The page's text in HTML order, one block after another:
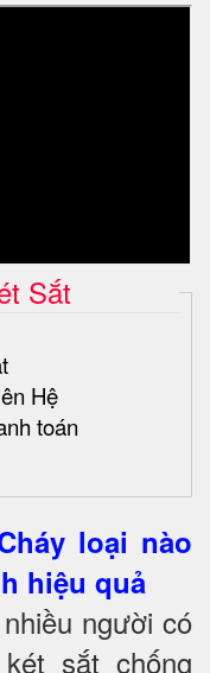
Sắt
Hệ
toán
loại nào
hiệu quả
người có
sắt chống